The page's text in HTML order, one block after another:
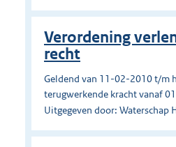
Verordening
recht
Geldend van 11-02-2010 t/m
terugwerkende kracht vanaf
Uitgegeven door: Waterschap